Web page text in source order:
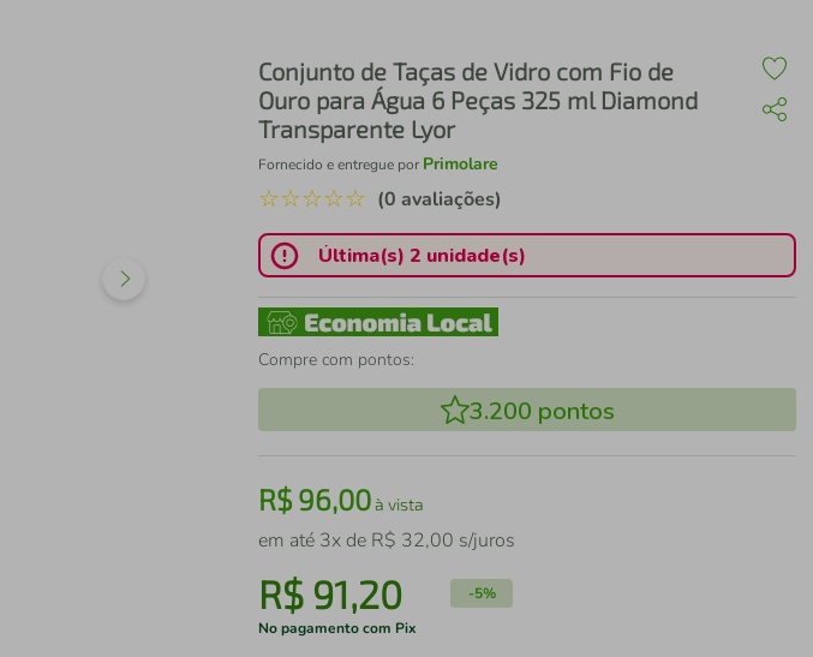
Conjunto de Taças de Vidro com Fio de
Ouro para Água 6 Peças 325 ml Diamond
Transparente Lyor
Fornecido e entregue por Primolare
☆☆☆☆☆ (0 avaliações)
Última(s) 2 unidade(s)
Compre com pontos:
3.200 pontos
R$96,00à vista
em até 3x de R$ 32,00 s/juros
R$ 91,20 -5%
No pagamento com Pix